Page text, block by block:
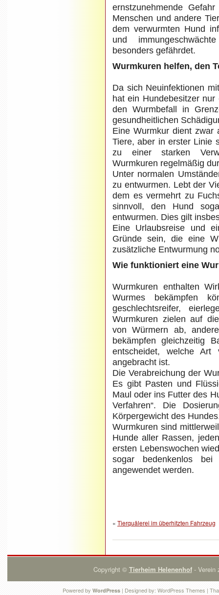
ernstzunehmende
Menschen und andere
dem verwurmten Hund
und
besonders gefährdet.
Wurmkuren helfen, den
Da sich Neuinfektionen
hat ein Hundebesitzer
den Wurmbefall in
gesundheitlichen
Eine Wurmkur dient zwar
Tiere, aber in erster Linie
zu einer starken
Wurmkuren regelmäßig
Unter normalen
zu entwurmen. Lebt der
dem es vermehrt zu
sinnvoll, den Hund
entwurmen. Dies gilt
Eine Urlaubsreise und
Gründe sein, die eine
zusätzliche Entwurmung
Wie funktioniert eine
Wurmkuren enthalten
Wurmes bekämpfen
geschlechtsreifer,
Wurmkuren zielen auf
von Würmern ab,
bekämpfen gleichzeitig
entscheidet, welche
angebracht ist.
Die Verabreichung der
Es gibt Pasten und
Maul oder ins Futter des
Verfahren“. Die
Körpergewicht des
Wurmkuren sind
Hunde aller Rassen,
ersten Lebenswochen
sogar bedenkenlos bei
angewendet werden.
« Tierquälerei im überhitzten Fahrzeug
Copyright © Tierheim Helenenhof- Verein
Powered by WordPress | Designed by: WordPress Themes |